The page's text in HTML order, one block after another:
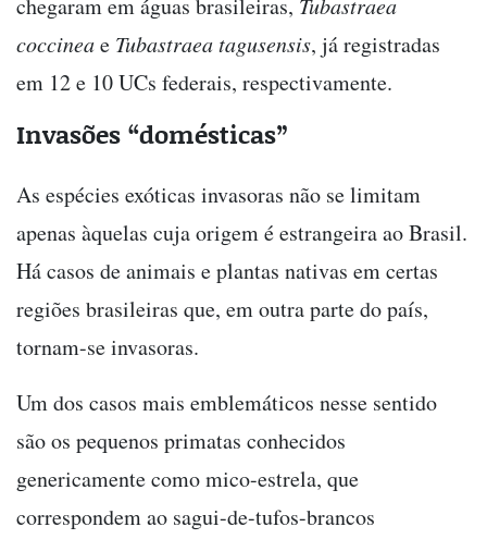
chegaram em águas brasileiras, Tubastraea
coccineae Tubastraea tagusensis, já registradas
em 12 e 10 UCs federais, respectivamente.
Invasões “domésticas”
As espécies exóticas invasoras não se limitam
apenas àquelas cuja origem é estrangeira ao Brasil.
Há casos de animais e plantas nativas em certas
regiões brasileiras que, em outra parte do país,
tornam-se invasoras.
Um dos casos mais emblemáticos nesse sentido
são os pequenos primatas conhecidos
genericamente como mico-estrela, que
correspondem ao sagui-de-tufos-brancos